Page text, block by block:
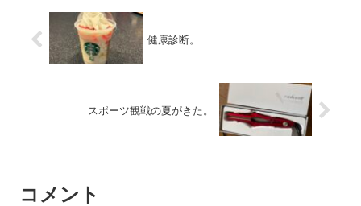
健康診断。
スポーツ観戦の夏がきた。
コメント